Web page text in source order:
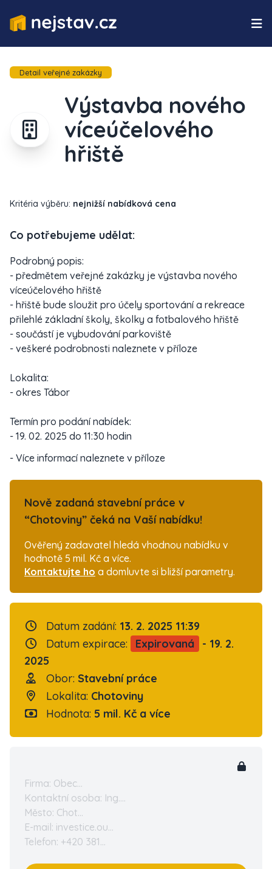
Detail veřejné zakázky
Výstavba nového
víceúčelového
hřiště
Kritéria výběru: nejnižší nabídková cena
Co potřebujeme udělat:
Podrobný popis:
- předmětem veřejné zakázky je výstavba nového
víceúčelového hřiště
- hřiště bude sloužit pro účely sportování a rekreace
přilehlé základní školy, školky a fotbalového hřiště
- součástí je vybudování parkoviště
- veškeré podrobnosti naleznete v příloze
Lokalita:
- okres Tábor
Termín pro podání nabídek:
- 19. 02. 2025 do 11:30 hodin
- Více informací naleznete v příloze
Nově zadaná stavební práce v
“Chotoviny” čeká na Vaší nabídku!
Ověřený zadavatel hledá vhodnou nabídku v
hodnotě 5 mil. Kč a více.
Kontaktujte ho a domluvte si bližší parametry.
Datum zadání: 13. 2. 2025 11:39
Datum expirace:
Expirovaná
- 19. 2.
2025
Obor: Stavební práce
Lokalita: Chotoviny
Hodnota: 5 mil. Kč a více
Firma: Obec...
Kontaktní osoba: Ing....
Město: Chot...
E-mail: investice.ou...
Telefon: +420 381...